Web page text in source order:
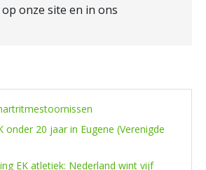
onze site en in ons
onder 20 jaar in Eugene (Verenigde
EK atletiek: Nederland wint vijf